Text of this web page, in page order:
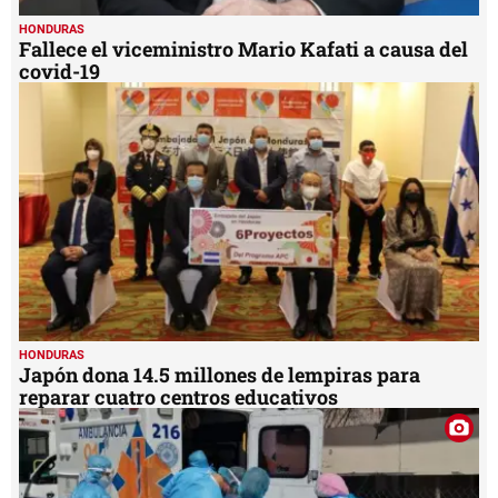
HONDURAS
Fallece el viceministro Mario Kafati a causa del
covid-19
HONDURAS
Japón dona 14.5 millones de lempiras para
reparar cuatro centros educativos